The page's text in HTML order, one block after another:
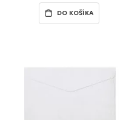
DO KOŠÍKA